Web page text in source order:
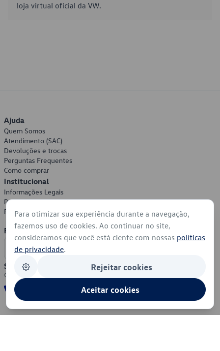
loja virtual oficial da VW.
Ajuda
Quem Somos
Atendimento (SAC)
Devoluções e trocas
Perguntas Frequentes
Como comprar
Institucional
Informações Legais
Política de Privacidade
Política de Cookies
Formas de Pagamento
Segurança
Para otimizar sua experiência durante a navegação,
fazemos uso de cookies. Ao continuar no site,
consideramos que você está ciente com nossas políticas
de privacidade.
Rejeitar cookies
Aceitar cookies